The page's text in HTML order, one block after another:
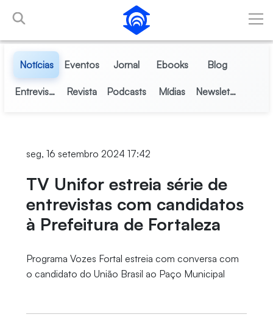
Pular para o Conteúdo principal
Notícias Eventos Jornal Ebooks Blog
Entrevistas Revista Podcasts Mídias Newsletter
seg, 16 setembro 2024 17:42
TV Unifor estreia série de
entrevistas com candidatos
à Prefeitura de Fortaleza
Programa Vozes Fortal estreia com conversa com
o candidato do União Brasil ao Paço Municipal